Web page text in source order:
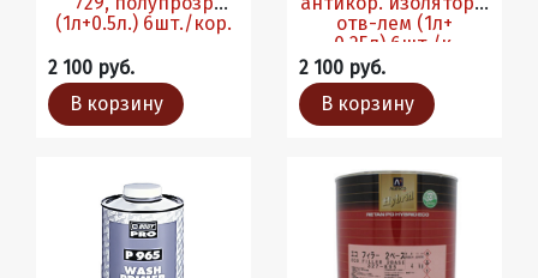
(1л+0.5л.) 6шт./кор.
2 100 руб.
В корзину
отв-лем (1л+
0.25л).6шт./к.
2 100 руб.
В корзину